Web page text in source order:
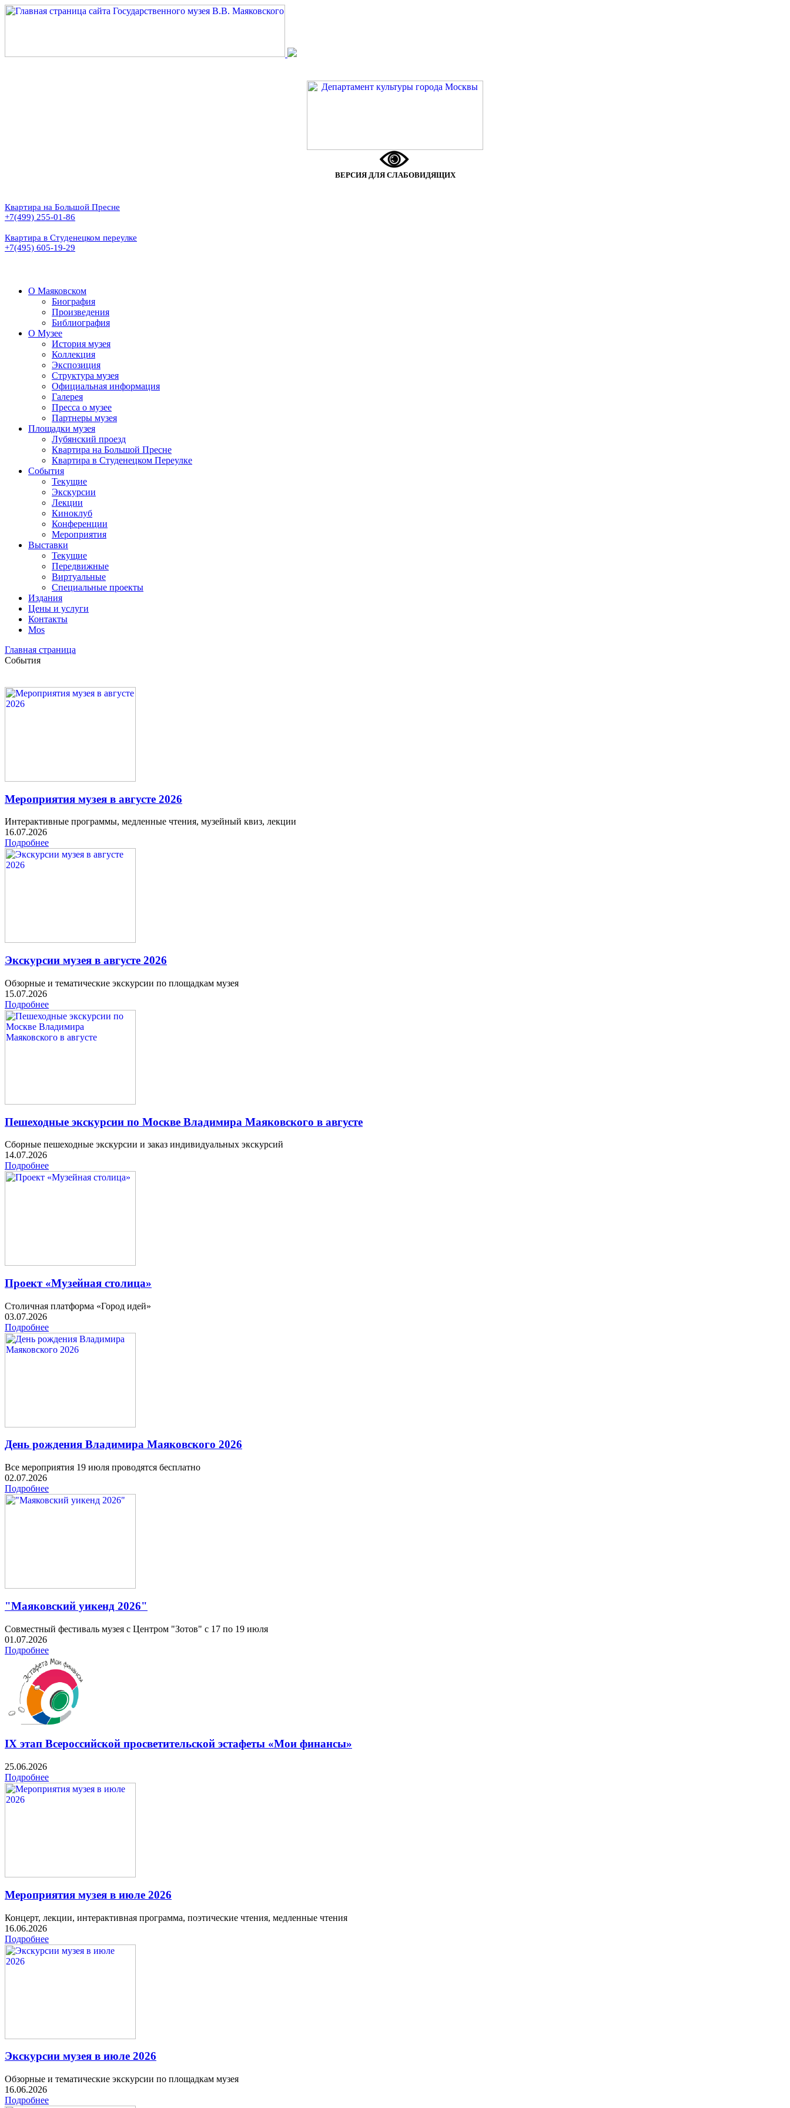
ВЕРСИЯ ДЛЯ СЛАБОВИДЯЩИХ
Квартира на Большой Пресне
+7(499) 255-01-86
Квартира в Студенецком переулке
+7(495) 605-19-29
О Маяковском
Биография
Произведения
Библиография
О Музее
История музея
Коллекция
Экспозиция
Структура музея
Официальная информация
Галерея
Пресса о музее
Партнеры музея
Площадки музея
Лубянский проезд
Квартира на Большой Пресне
Квартира в Студенецком Переулке
События
Текущие
Экскурсии
Лекции
Киноклуб
Конференции
Мероприятия
Выставки
Текущие
Передвижные
Виртуальные
Специальные проекты
Издания
Цены и услуги
Контакты
Mos
Главная страница
События
Мероприятия музея в августе 2026
Интерактивные программы, медленные чтения, музейный квиз, лекции
16.07.2026
Подробнее
Экскурсии музея в августе 2026
Обзорные и тематические экскурсии по площадкам музея
15.07.2026
Подробнее
Пешеходные экскурсии по Москве Владимира Маяковского в августе
Сборные пешеходные экскурсии и заказ индивидуальных экскурсий
14.07.2026
Подробнее
Проект «Музейная столица»
Столичная платформа «Город идей»
03.07.2026
Подробнее
День рождения Владимира Маяковского 2026
Все мероприятия 19 июля проводятся бесплатно
02.07.2026
Подробнее
"Маяковский уикенд 2026"
Совместный фестиваль музея с Центром "Зотов" с 17 по 19 июля
01.07.2026
Подробнее
IX этап Всероссийской просветительской эстафеты «Мои финансы»
25.06.2026
Подробнее
Мероприятия музея в июле 2026
Концерт, лекции, интерактивная программа, поэтические чтения, медленные чтения
16.06.2026
Подробнее
Экскурсии музея в июле 2026
Обзорные и тематические экскурсии по площадкам музея
16.06.2026
Подробнее